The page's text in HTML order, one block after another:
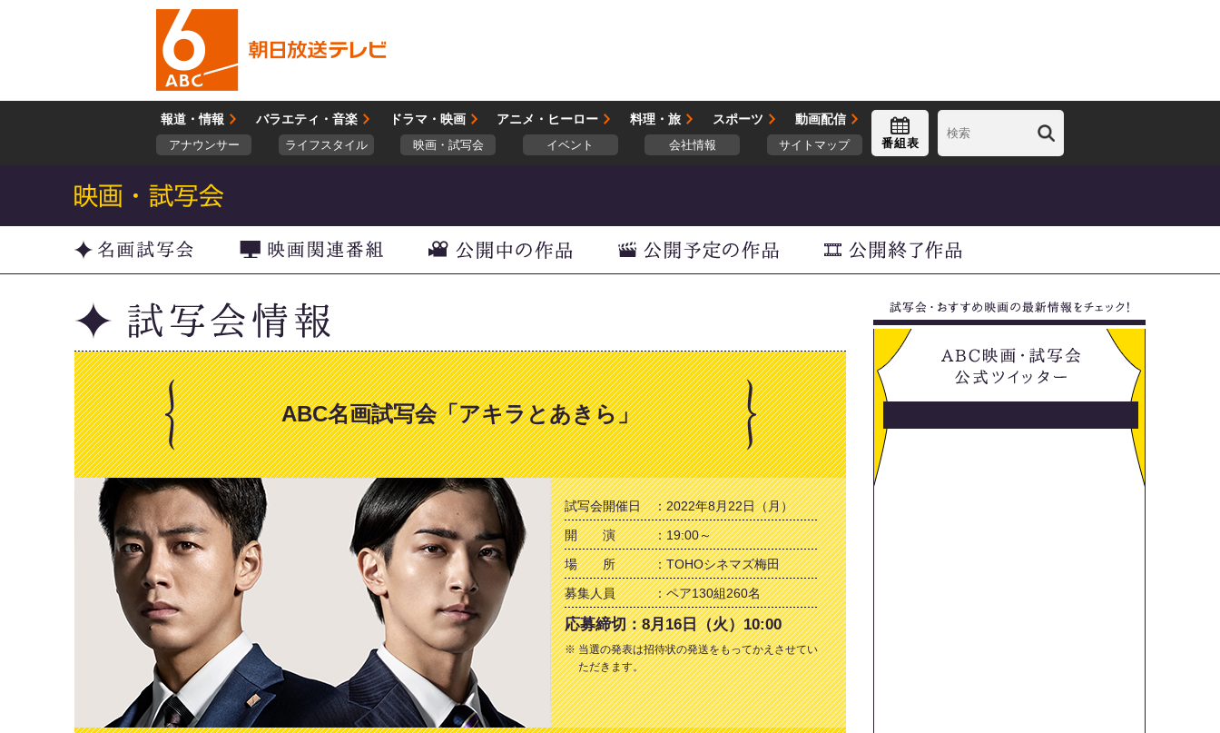
報道・情報 バラエティ・音楽 ドラマ・映画 アニメ・ヒーロー 料理・旅 スポーツ 動画配信
アナウンサー ライフスタイル 映画・試写会 イベント 会社情報 サイトマップ 番組表
ABC名画試写会「アキラとあきら」
試写会開催日
2022年8月22日（月）
開 演
19:00～
場 所
TOHOシネマズ梅田
募集人員
ペア130組260名
応募締切 8月16日（火）10:00
当選の発表は招待状の発送をもってかえさせてい
ただきます。